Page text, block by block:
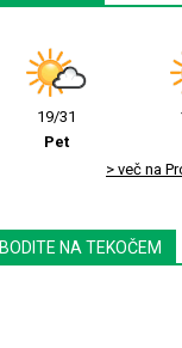
19/31
Pet
> več na
BODITE NA TEKOČEM